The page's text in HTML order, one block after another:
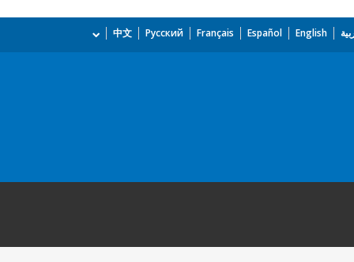
English
Español
Français
Русский
中文